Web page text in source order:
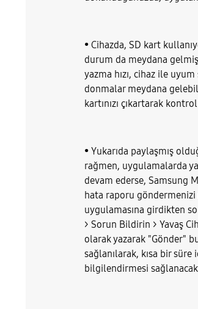
• Cihazda, SD kart
durum da meydana
yazma hızı, cihaz ile
donmalar meydana
kartınızı çıkartarak
• Yukarıda paylaşmış
rağmen, uygulamalarda
devam ederse, Samsung
hata raporu
uygulamasına girdikten
> Sorun Bildirin > Yavaş
olarak yazarak "Gönder"
sağlanılarak, kısa bir süre
bilgilendirmesi